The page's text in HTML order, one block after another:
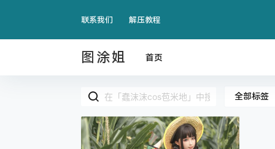
联系我们 解压教程
图涂姐 首页
全部标签